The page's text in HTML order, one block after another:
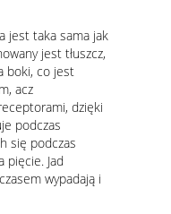
jest taka sama jak
jest tłuszcz,
boki, co jest
acz
dzięki
podczas
się podczas
pięcie. Jad
wypadają i